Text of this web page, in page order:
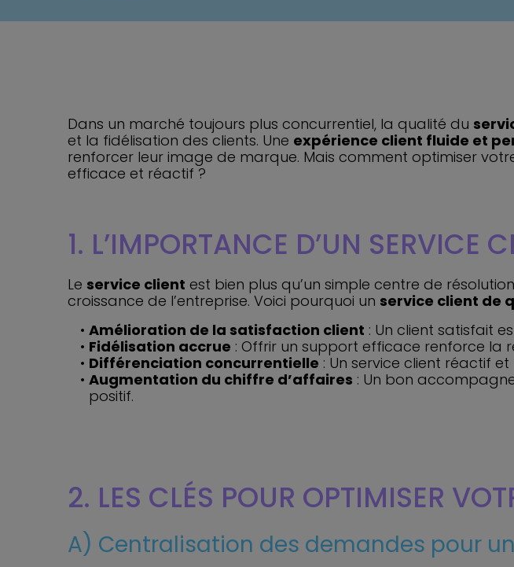
Dans un marché toujours plus concurrentiel, la qualité du
et la fidélisation des clients. Une expérience client fluide et
renforcer leur image de marque. Mais comment optimiser
efficace et réactif ?
1. L’IMPORTANCE D’UN SERVICE
Le service client est bien plus qu’un simple centre de
croissance de l’entreprise. Voici pourquoi un service client de
Amélioration de la satisfaction client : Un client satisfait
Fidélisation accrue : Offrir un support efficace renforce la
Différenciation concurrentielle : Un service client réactif
Augmentation du chiffre d’affaires : Un bon
positif.
2. LES CLÉS POUR OPTIMISER
A) Centralisation des demandes pour